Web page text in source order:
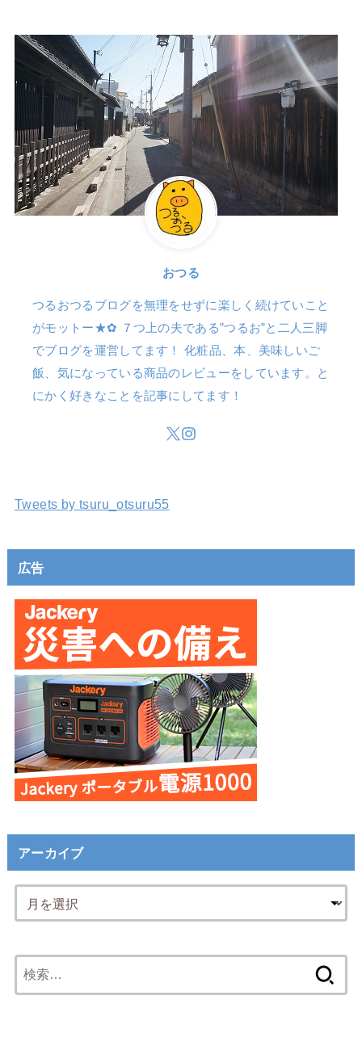
おつる
つるおつるブログを無理をせずに楽しく続けていこと
がモットー★✿ ７つ上の夫である”つるお”と二人三脚
でブログを運営してます！ 化粧品、本、美味しいご
飯、気になっている商品のレビューをしています。と
にかく好きなことを記事にしてます！
Tweets by tsuru_otsuru55
広告
アーカイブ
索: